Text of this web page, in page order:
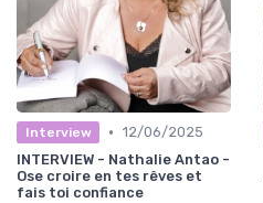
Interview • 12/06/2025
INTERVIEW - Nathalie Antao -
Ose croire en tes rêves et
fais toi confiance